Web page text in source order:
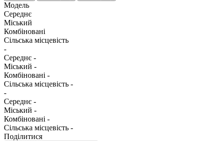
Модель
Середнє
Міський
Комбіновані
Сільська місцевість
-
Середнє -
Міський -
Комбіновані -
Сільська місцевість -
-
Середнє -
Міський -
Комбіновані -
Сільська місцевість -
Поділитися